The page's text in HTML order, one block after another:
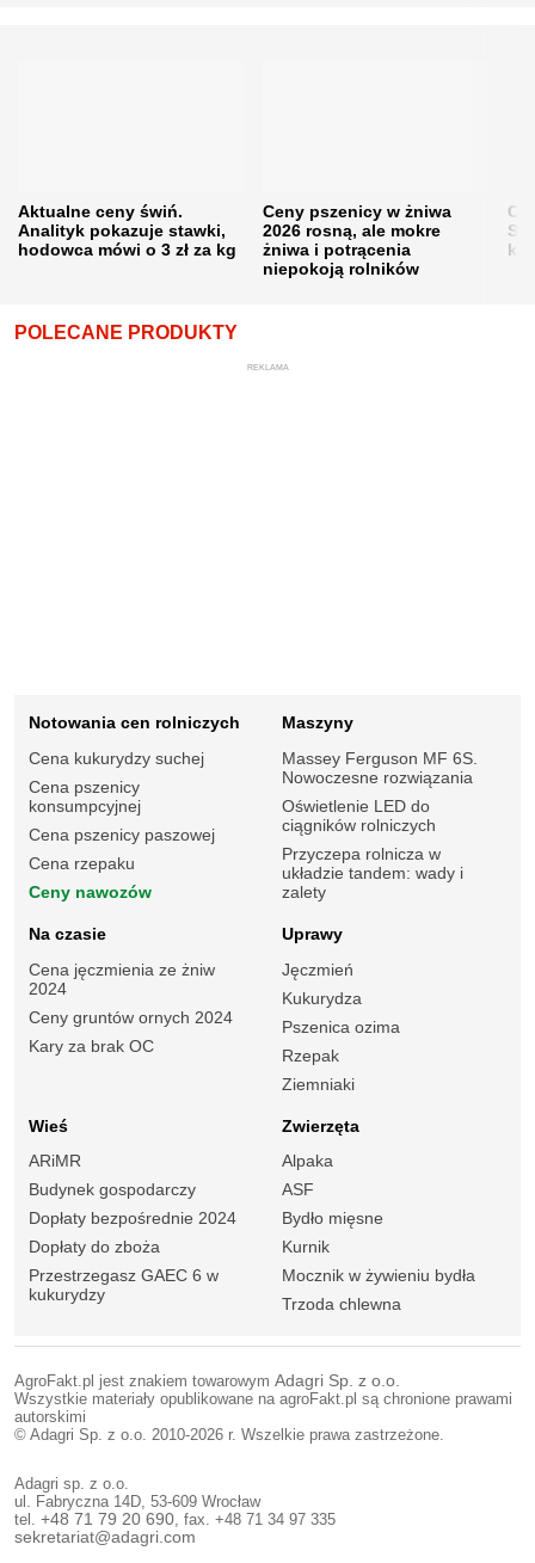
Aktualne ceny świń.
Analityk pokazuje stawki,
hodowca mówi o 3 zł za kg
Ceny pszenicy w żniwa
2026 rosną, ale mokre
żniwa i potrącenia
niepokoją rolników
POLECANE PRODUKTY
REKLAMA
Notowania cen rolniczych
Cena kukurydzy suchej
Cena pszenicy
konsumpcyjnej
Cena pszenicy paszowej
Cena rzepaku
Ceny nawozów
Maszyny
Massey Ferguson MF 6S.
Nowoczesne rozwiązania
Oświetlenie LED do
ciągników rolniczych
Przyczepa rolnicza w
układzie tandem: wady i
zalety
Na czasie
Cena jęczmienia ze żniw
2024
Ceny gruntów ornych 2024
Kary za brak OC
Uprawy
Jęczmień
Kukurydza
Pszenica ozima
Rzepak
Ziemniaki
Wieś
ARiMR
Budynek gospodarczy
Dopłaty bezpośrednie 2024
Dopłaty do zboża
Przestrzegasz GAEC 6 w
kukurydzy
Zwierzęta
Alpaka
ASF
Bydło mięsne
Kurnik
Mocznik w żywieniu bydła
Trzoda chlewna
AgroFakt.pl jest znakiem towarowym Adagri Sp. z o.o.
Wszystkie materiały opublikowane na agroFakt.pl są chronione prawami
autorskimi
© Adagri Sp. z o.o. 2010-2026 r. Wszelkie prawa zastrzeżone.
Adagri sp. z o.o.
ul. Fabryczna 14D, 53-609 Wrocław
tel. +48 71 79 20 690 , fax. +48 71 34 97 335
sekretariat@adagri.com